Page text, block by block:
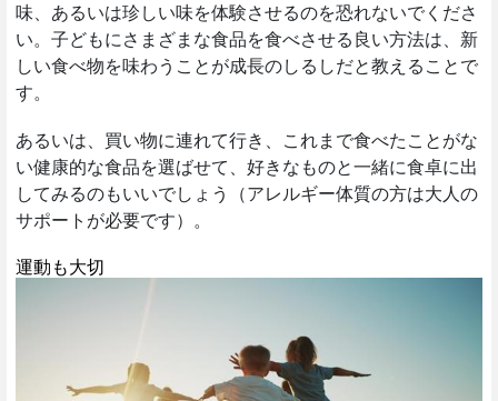
味、あるいは珍しい味を体験させるのを恐れないでくださ
い。子どもにさまざまな食品を食べさせる良い方法は、新
しい食べ物を味わうことが成長のしるしだと教えることで
す。
あるいは、買い物に連れて行き、これまで食べたことがな
い健康的な食品を選ばせて、好きなものと一緒に食卓に出
してみるのもいいでしょう（アレルギー体質の方は大人の
サポートが必要です）。
運動も大切